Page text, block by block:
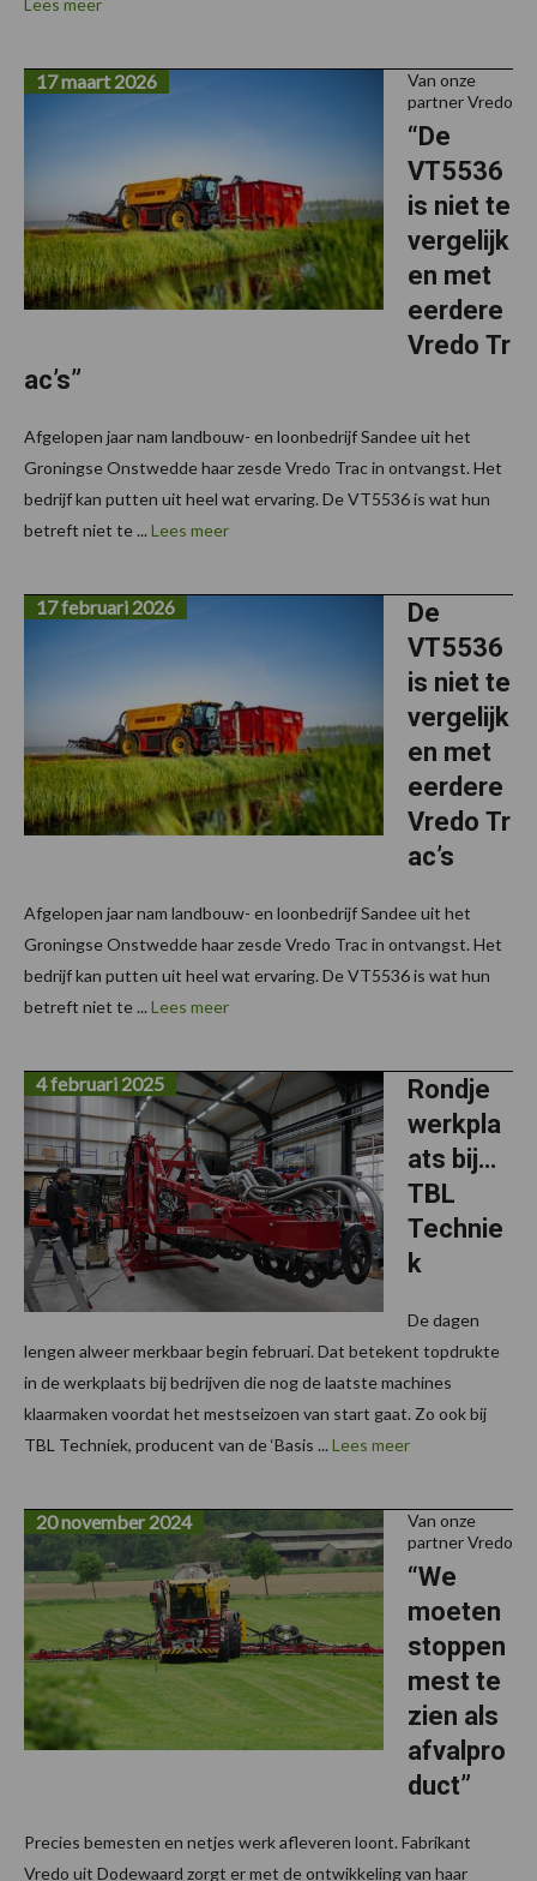
Lees meer
Van onze
partner Vredo
“De
VT5536
is niet te
vergelijk
en met
eerdere
Vredo Tr
ac’s”
17 maart 2026
Afgelopen jaar nam landbouw- en loonbedrijf Sandee uit het
Groningse Onstwedde haar zesde Vredo Trac in ontvangst. Het
bedrijf kan putten uit heel wat ervaring. De VT5536 is wat hun
betreft niet te ... Lees meer
De
VT5536
is niet te
vergelijk
en met
eerdere
Vredo Tr
ac’s
17 februari 2026
Afgelopen jaar nam landbouw- en loonbedrijf Sandee uit het
Groningse Onstwedde haar zesde Vredo Trac in ontvangst. Het
bedrijf kan putten uit heel wat ervaring. De VT5536 is wat hun
betreft niet te ... Lees meer
Rondje
werkpla
ats bij…
TBL
Technie
k
4 februari 2025
De dagen
lengen alweer merkbaar begin februari. Dat betekent topdrukte
in de werkplaats bij bedrijven die nog de laatste machines
klaarmaken voordat het mestseizoen van start gaat. Zo ook bij
TBL Techniek, producent van de ‘Basis ... Lees meer
Van onze
partner Vredo
“We
moeten
stoppen
mest te
zien als
afvalpro
duct”
20 november 2024
Precies bemesten en netjes werk afleveren loont. Fabrikant
Vredo uit Dodewaard zorgt er met de ontwikkeling van haar